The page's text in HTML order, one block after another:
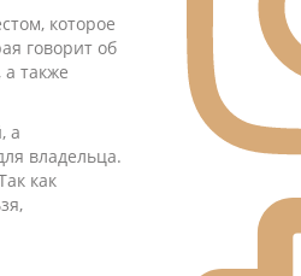
которое
говорит об
также
а
владельца.
как